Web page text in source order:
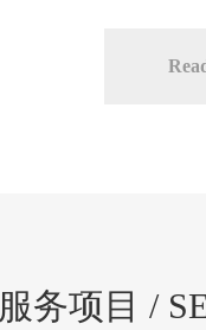
服务项目 /